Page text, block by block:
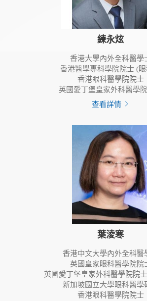
練永炫
香港大學內外全科醫學
香港醫學專科學院院士 (眼
香港眼科醫學院院士
英國愛丁堡皇家外科醫學
查看詳情
葉淩寒
香港中文大學內外全科醫
英國皇家眼科醫學院院
英國愛丁堡皇家外科醫學院院士
新加坡國立大學眼科醫學
香港眼科醫學院院士